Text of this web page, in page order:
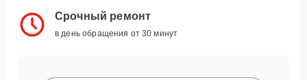
Срочный ремонт
в день обращения от 30 минут